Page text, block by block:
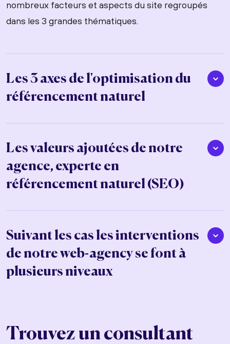
nombreux facteurs et aspects du site regroupés
dans les 3 grandes thématiques.
Les 3 axes de l'optimisation du
référencement naturel
Les valeurs ajoutées de notre
agence, experte en
référencement naturel (SEO)
Suivant les cas les interventions
de notre web-agency se font à
plusieurs niveaux
Trouvez un consultant